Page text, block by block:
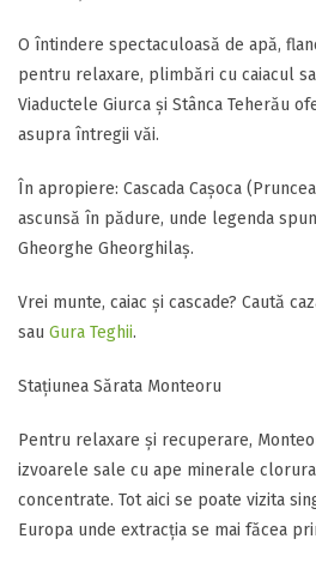
​O întindere spectaculoasă de apă,
pentru relaxare, plimbări cu caiacul
Viaductele Giurca și Stânca Teherău
asupra întregii văi.
​În apropiere: Cascada Cașoca
ascunsă în pădure, unde legenda
Gheorghe Gheorghilaș.
​Vrei munte, caiac și cascade? Caută
sau Gura Teghii.
​Stațiunea Sărata Monteoru
Pentru relaxare și recuperare,
izvoarele sale cu ape minerale
concentrate. Tot aici se poate vizita
Europa unde extracția se mai făcea